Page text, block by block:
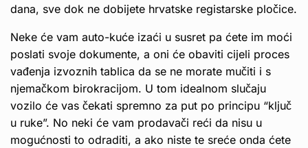
dana, sve dok ne dobijete hrvatske registarske pločice.
Neke će vam auto-kuće izaći u susret pa ćete im moći
poslati svoje dokumente, a oni će obaviti cijeli proces
vađenja izvoznih tablica da se ne morate mučiti i s
njemačkom birokracijom. U tom idealnom slučaju
vozilo će vas čekati spremno za put po principu “ključ
u ruke”. No neki će vam prodavači reći da nisu u
mogućnosti to odraditi, a ako niste te sreće onda ćete